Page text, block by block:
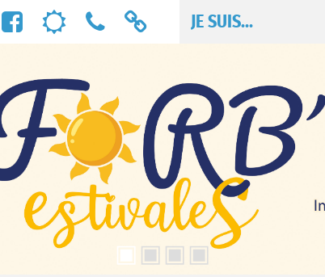
FacebookMétéo
NumérosLiens